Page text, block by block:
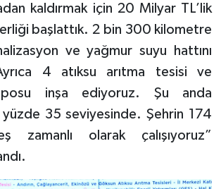
kaldırmak için 20 Milyar TL’lik
başlattık. 2 bin 300 kilometre
ve yağmur suyu hattını
4 atıksu arıtma tesisi ve
inşa ediyoruz. Şu anda
yüzde 35 seviyesinde. Şehrin 174
zamanlı olarak çalışıyoruz”